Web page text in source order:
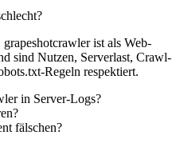
ist als Web-
sind Nutzen, Serverlast, Crawl-
Regeln respektiert.
in Server-Logs?
fälschen?